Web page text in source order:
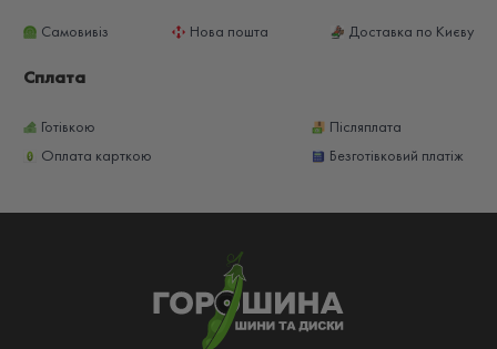
Самовивіз Нова пошта Доставка по Києву
Сплата
Готівкою
Післяплата
Оплата карткою
Безготівковий платіж